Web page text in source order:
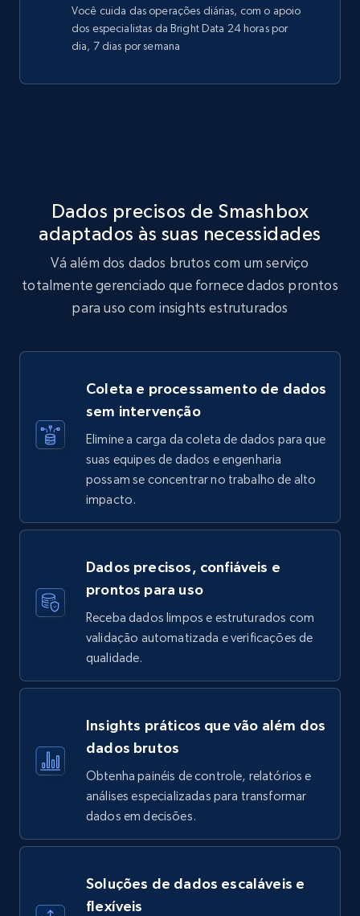
Você cuida das operações diárias, com o apoio
dos especialistas da Bright Data 24 horas por
dia, 7 dias por semana
Dados precisos de Smashbox
adaptados às suas necessidades
Vá além dos dados brutos com um serviço
totalmente gerenciado que fornece dados prontos
para uso com insights estruturados
Coleta e processamento de dados
sem intervenção
Elimine a carga da coleta de dados para que
suas equipes de dados e engenharia
possam se concentrar no trabalho de alto
impacto.
Dados precisos, confiáveis e
prontos para uso
Receba dados limpos e estruturados com
validação automatizada e verificações de
qualidade.
Insights práticos que vão além dos
dados brutos
Obtenha painéis de controle, relatórios e
análises especializadas para transformar
dados em decisões.
Soluções de dados escaláveis e
flexíveis